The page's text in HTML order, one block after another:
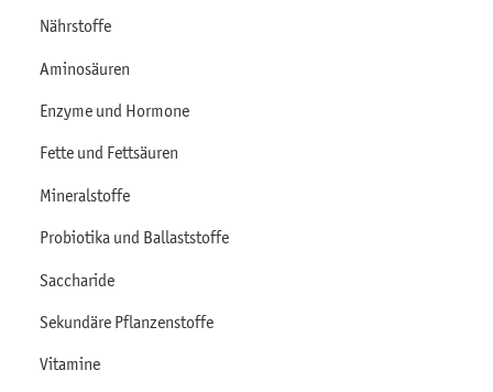
Nährstoffe
Aminosäuren
Enzyme und Hormone
Fette und Fettsäuren
Mineralstoffe
Probiotika und Ballaststoffe
Saccharide
Sekundäre Pflanzenstoffe
Vitamine